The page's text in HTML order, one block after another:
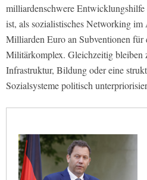
milliardenschwere
ist, als sozialistisches Networking
Milliarden Euro an Subventionen
Militärkomplex. Gleichzeitig bleiben
Infrastruktur, Bildung oder eine
Sozialsysteme politisch